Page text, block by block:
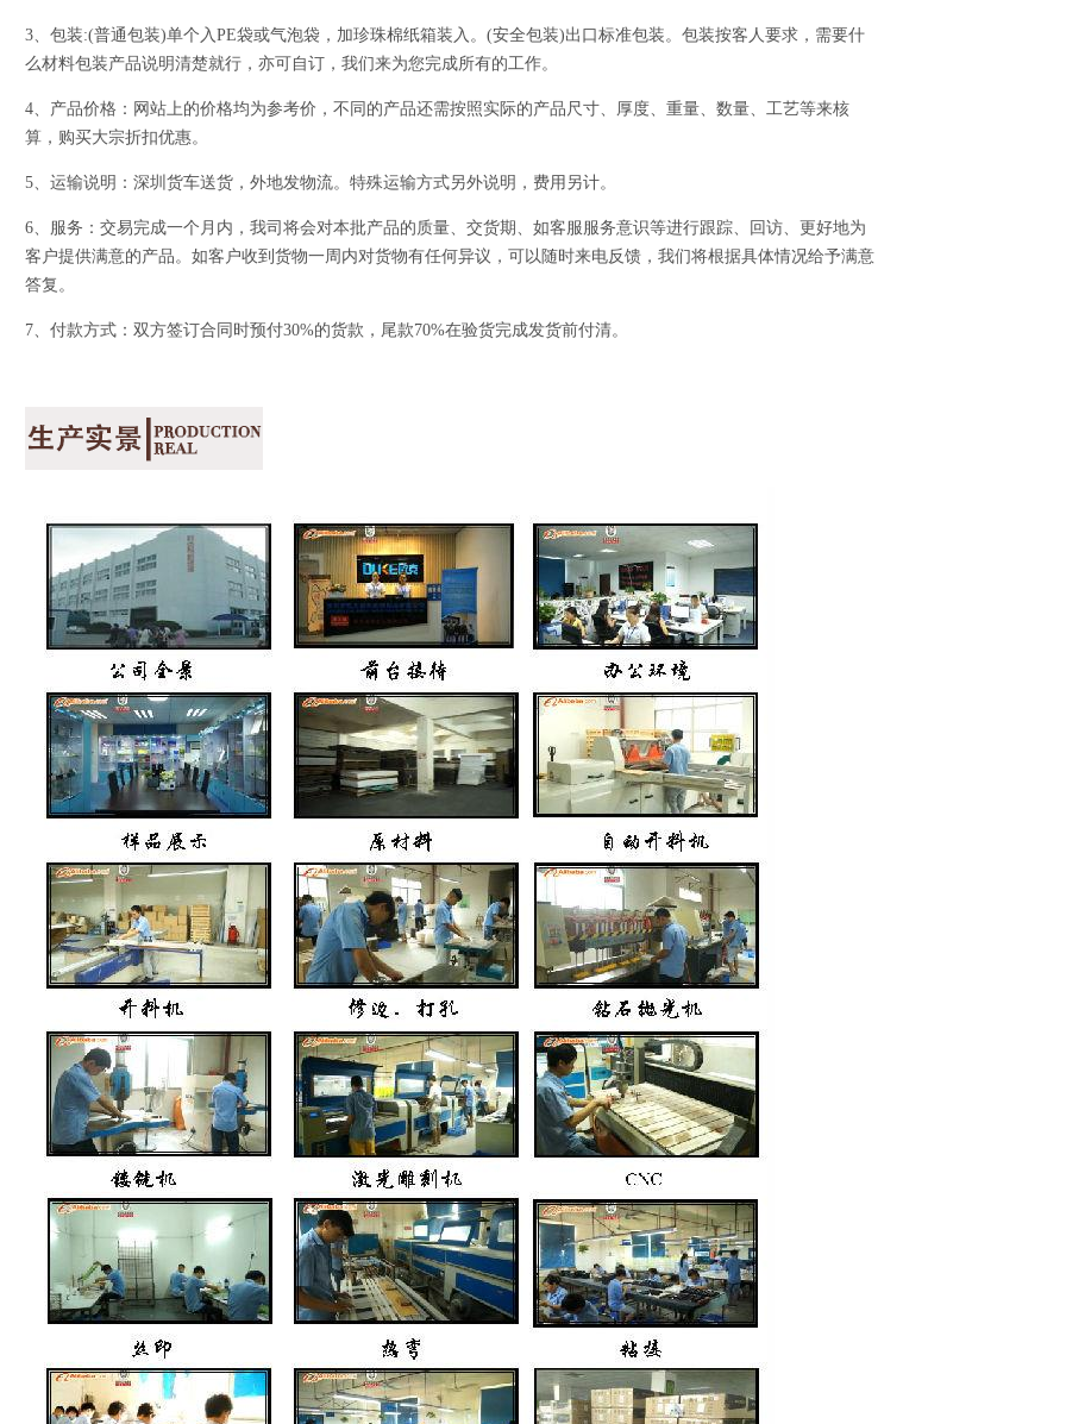
3、包装:(普通包装)单个入PE袋或气泡袋，加珍珠棉纸箱装入。(安全包装)出口标准包装。包装按客人要求，需要什
么材料包装产品说明清楚就行，亦可自订，我们来为您完成所有的工作。
4、产品价格：网站上的价格均为参考价，不同的产品还需按照实际的产品尺寸、厚度、重量、数量、工艺等来核
算，购买大宗折扣优惠。
5、运输说明：深圳货车送货，外地发物流。特殊运输方式另外说明，费用另计。
6、服务：交易完成一个月内，我司将会对本批产品的质量、交货期、如客服服务意识等进行跟踪、回访、更好地为
客户提供满意的产品。如客户收到货物一周内对货物有任何异议，可以随时来电反馈，我们将根据具体情况给予满意
答复。
7、付款方式：双方签订合同时预付30%的货款，尾款70%在验货完成发货前付清。